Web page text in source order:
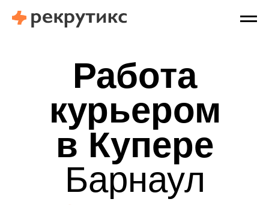
Работа
курьером
в Купере
Барнаул